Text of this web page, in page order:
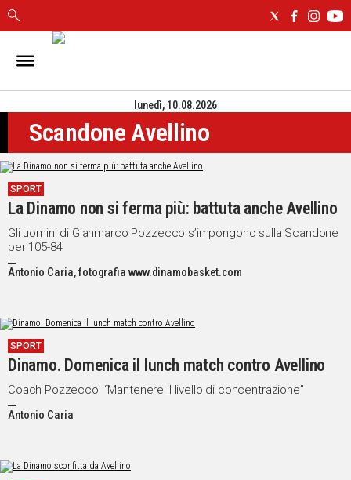
IN
CAGLIARI
SASSARI
NUORO
ORISTANO
SULCIS
GALLURA
OGLIASTRA
MEDIO
CAMPIDANO
NOTIZIE
POLITICA
IN
ITALIA
NEL
EVENTI
lunedì, 10.08.2026
Scandone Avellino
SPORT
La Dinamo non si ferma più: battuta anche Avellino
Gli uomini di Gianmarco Pozzecco s’impongono sulla Scandone
per 105-84
Antonio Caria, fotografia www.dinamobasket.com
SPORT
Dinamo. Domenica il lunch match contro Avellino
Coach Pozzecco: “Mantenere il livello di concentrazione”
Antonio Caria